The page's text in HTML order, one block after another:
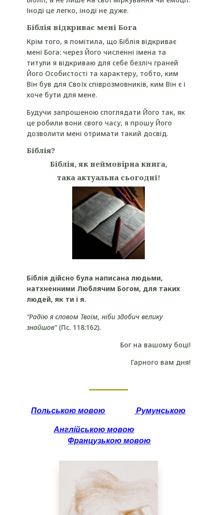
Іноді це легко, іноді не дуже.
Біблія відкриває мені Бога
Крім того, я помітила, що Біблія відкриває
мені Бога: через Його численні імена та
титули я відкриваю для себе безліч граней
Його Особистості та характеру, тобто, ким
Він був для Своїх співрозмовників, ким Він є і
хоче бути для мене.
Будучи запрошеною споглядати Його так, як
це робили вони свого часу, я прошу Його
дозволити мені отримати такий досвід.
Біблія?
Біблія, як неймовірна книга,
така актуальна сьогодні!
Біблія дійсно була написана людьми,
натхненними Люблячим Богом, для таких
людей, як ти і я.
“Радію я словом Твоїм, ніби здобич велику
знайшов”(Пс. 118:162).
Бог на вашому боці!
Гарного вам дня!
Польською мовою Румунською
Англійською мовою
Французькою мовою